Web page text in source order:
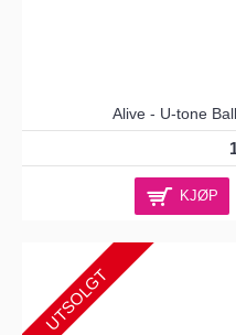
Alive - U-tone
KJØP
UTSOLGT